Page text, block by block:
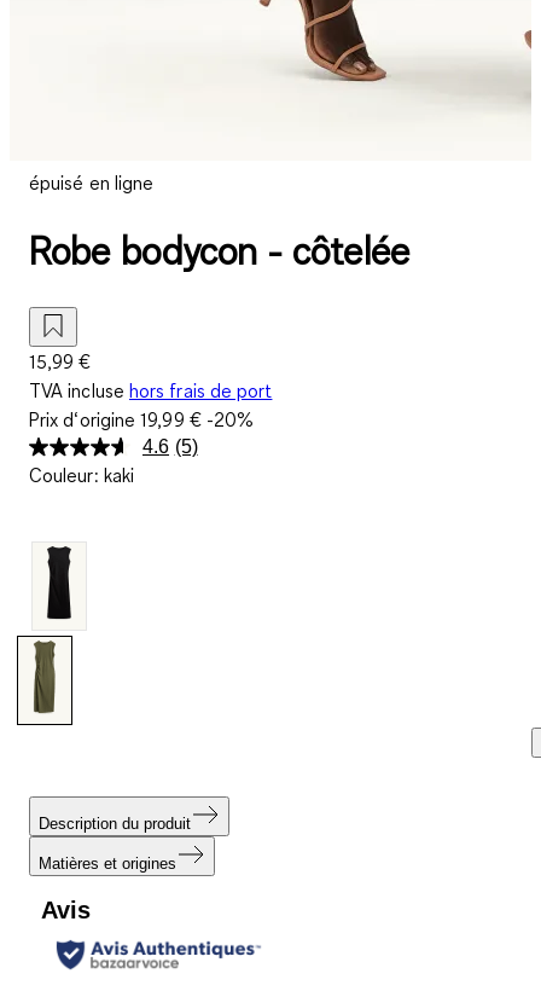
épuisé en ligne
Robe bodycon - côtelée
15,99 €
TVA incluse hors frais de port
Prix d‘origine19,99 €-20%
4.6 Lire
(5)
Couleur: kaki
Description du produit
Matières et origines
Avis